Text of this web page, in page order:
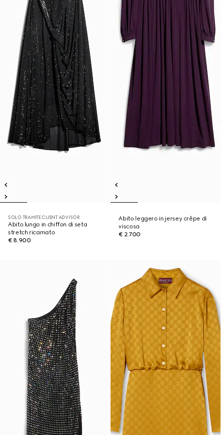
SOLO TRAMITE CLIENT ADVISOR
Abito lungo in chiffon di seta
stretch ricamato
€ 8.900
Abito leggero in jersey crêpe di
viscosa
€ 2.700